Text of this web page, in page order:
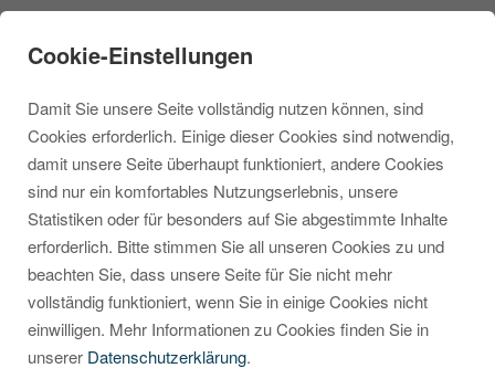
Checkout
entschlacken: Anrede
entfernen und E-Mails
konsistent halten
Cookie-Einstellungen
Damit Sie unsere Seite vollständig nutzen können, sind
Cookies erforderlich. Einige dieser Cookies sind notwendig,
damit unsere Seite überhaupt funktioniert, andere Cookies
sind nur ein komfortables Nutzungserlebnis, unsere
Statistiken oder für besonders auf Sie abgestimmte Inhalte
erforderlich. Bitte stimmen Sie all unseren Cookies zu und
beachten Sie, dass unsere Seite für Sie nicht mehr
vollständig funktioniert, wenn Sie in einige Cookies nicht
einwilligen. Mehr Informationen zu Cookies finden Sie in
unserer Datenschutzerklärung.